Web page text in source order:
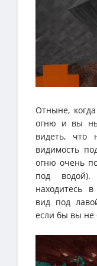
Отныне,
огню и вы
видеть, что
видимость
огню очень
под
находитесь
вид под
если бы вы не